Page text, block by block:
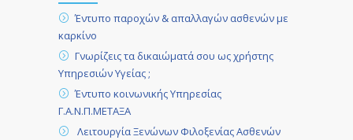
Έντυπο παροχών & απαλλαγών ασθενών με
καρκίνο
Γνωρίζεις τα δικαιώματά σου ως χρήστης
Υπηρεσιών Υγείας ;
Έντυπο κοινωνικής Υπηρεσίας
Γ.Α.Ν.Π.ΜΕΤΑΞΑ
Λειτουργία Ξενώνων Φιλοξενίας Ασθενών